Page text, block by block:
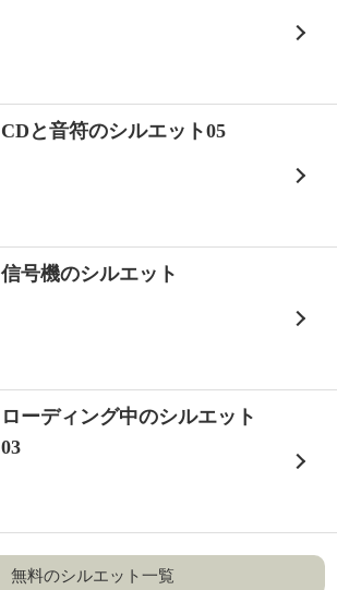
CDと音符のシルエット05
信号機のシルエット
ローディング中のシルエット
03
無料のシルエット一覧